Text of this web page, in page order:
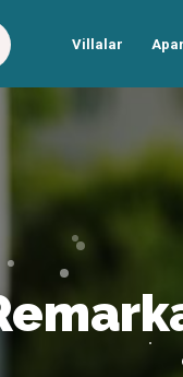
Villalar